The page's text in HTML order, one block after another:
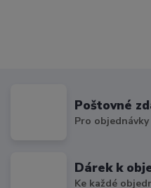
Poštovné
Pro
Dárek k
Ke každé